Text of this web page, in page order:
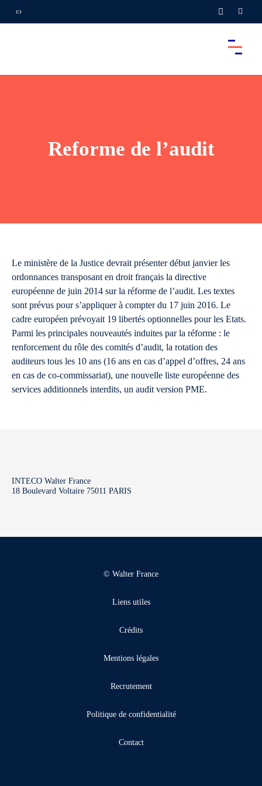
Reforme de l’audit
Le ministère de la Justice devrait présenter début janvier les
ordonnances transposant en droit français la directive
européenne de juin 2014 sur la réforme de l’audit. Les textes
sont prévus pour s’appliquer à compter du 17 juin 2016. Le
cadre européen prévoyait 19 libertés optionnelles pour les Etats.
Parmi les principales nouveautés induites par la réforme : le
renforcement du rôle des comités d’audit, la rotation des
auditeurs tous les 10 ans (16 ans en cas d’appel d’offres, 24 ans
en cas de co-commissariat), une nouvelle liste européenne des
services additionnels interdits, un audit version PME.
INTECO Walter France
18 Boulevard Voltaire 75011 PARIS
© Walter France
Liens utiles
Crédits
Mentions légales
Recrutement
Politique de confidentialité
Contact